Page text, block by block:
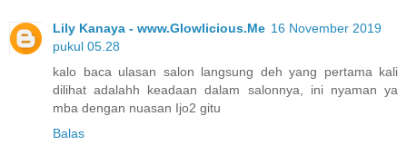
Lily Kanaya - www.Glowlicious.Me 16 November 2019
pukul 05.28
kalo baca ulasan salon langsung deh yang pertama kali
dilihat adalahh keadaan dalam salonnya, ini nyaman ya
mba dengan nuasan Ijo2 gitu
Balas